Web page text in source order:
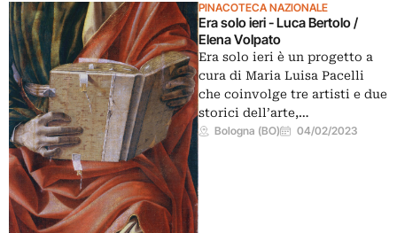
PINACOTECA NAZIONALE
Era solo ieri - Luca Bertolo /
Elena Volpato
Era solo ieri è un progetto a
cura di Maria Luisa Pacelli
che coinvolge tre artisti e due
storici dell’arte,…
Bologna (BO) 04/02/2023